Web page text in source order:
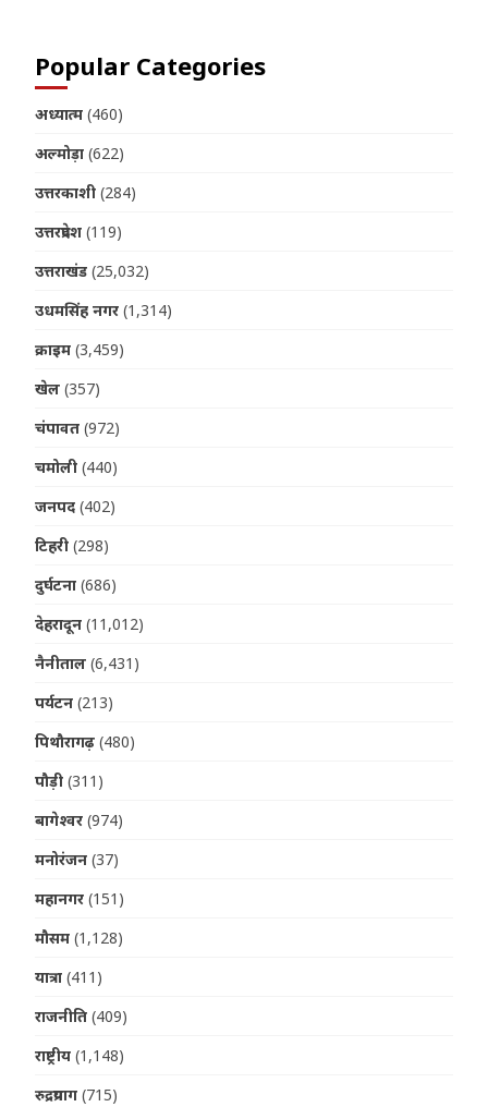
Popular Categories
अध्यात्म (460)
अल्मोड़ा (622)
उत्तरकाशी (284)
उत्तरप्रदेश (119)
उत्तराखंड (25,032)
उधमसिंह नगर (1,314)
क्राइम (3,459)
खेल (357)
चंपावत (972)
चमोली (440)
जनपद (402)
टिहरी (298)
दुर्घटना (686)
देहरादून (11,012)
नैनीताल (6,431)
पर्यटन (213)
पिथौरागढ़ (480)
पौड़ी (311)
बागेश्वर (974)
मनोरंजन (37)
महानगर (151)
मौसम (1,128)
यात्रा (411)
राजनीति (409)
राष्ट्रीय (1,148)
रुद्रप्रयाग (715)